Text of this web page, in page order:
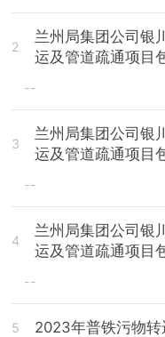
2
兰州局集团公司银
运及管道疏通项目
--
3
兰州局集团公司银
运及管道疏通项目
--
4
兰州局集团公司银
运及管道疏通项目
--
5 2023年普铁污物